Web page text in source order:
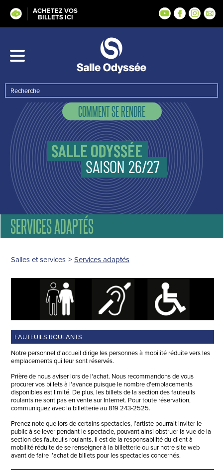
ACHETEZ VOS
BILLETS ICI
COMMENT SE RENDRE
SERVICES ADAPTÉS
Salles et services > Services adaptés
FAUTEUILS ROULANTS
Notre personnel d'accueil dirige les personnes à mobilité réduite vers les
emplacements qui leur sont réservés.
Prière de nous aviser lors de l'achat. Nous recommandons de vous
procurer vos billets à l'avance puisque le nombre d'emplacements
disponibles est limité. De plus, les billets de la section des fauteuils
roulants ne sont pas en vente sur Internet. Pour toute réservation,
communiquez avec la billetterie au 819 243-2525.
Prenez note que lors de certains spectacles, l’artiste pourrait inviter le
public à se lever pendant le spectacle, pouvant ainsi obstruer la vue de la
section des fauteuils roulants. Il est de la responsabilité du client à
mobilité réduite de se renseigner à la billetterie ou sur notre site web
avant de faire l’achat de billets pour les spectacles concernés.